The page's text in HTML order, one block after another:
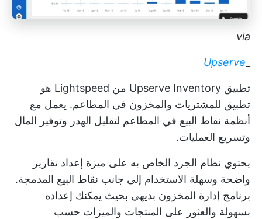
via
Upserve
تطبيق Upserve Inventory من Lightspeed هو
تطبيق للمشتريات والمخزون في المطاعم. يعمل مع
أنظمة نقاط البيع في المطاعم لتقليل الهدر وتوفير المال
وتسريع العمليات.
يحتوي نظام الجرد الخاص به على ميزة إعداد تقارير
واضحة وسهلة الاستخدام إلى جانب نقاط البيع المدمجة.
برنامج إدارة المخزون بديهي بحيث يمكنك إعداده
بسهولة والعثور على المنتجات والميزات حسب